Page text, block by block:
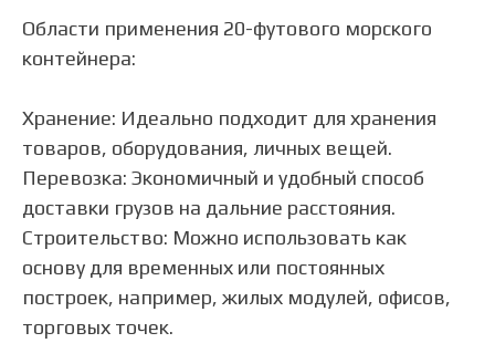
Области применения 20-футового морского
контейнера:
Хранение: Идеально подходит для хранения
товаров, оборудования, личных вещей.
Перевозка: Экономичный и удобный способ
доставки грузов на дальние расстояния.
Строительство: Можно использовать как
основу для временных или постоянных
построек, например, жилых модулей, офисов,
торговых точек.